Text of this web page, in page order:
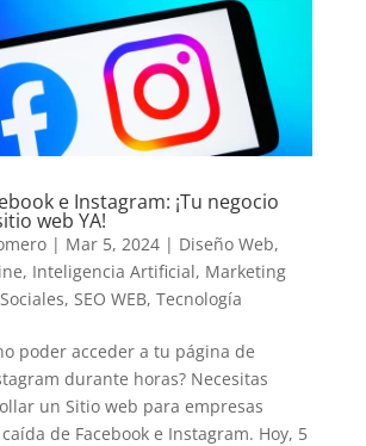
e Instagram: ¡Tu negocio
web YA!
| Mar 5, 2024| Diseño Web,
, Inteligencia Artificial, Marketing
, SEO WEB, Tecnología
poder acceder a tu página de
durante horas? Necesitas
un Sitio web para empresas
de Facebook e Instagram. Hoy, 5